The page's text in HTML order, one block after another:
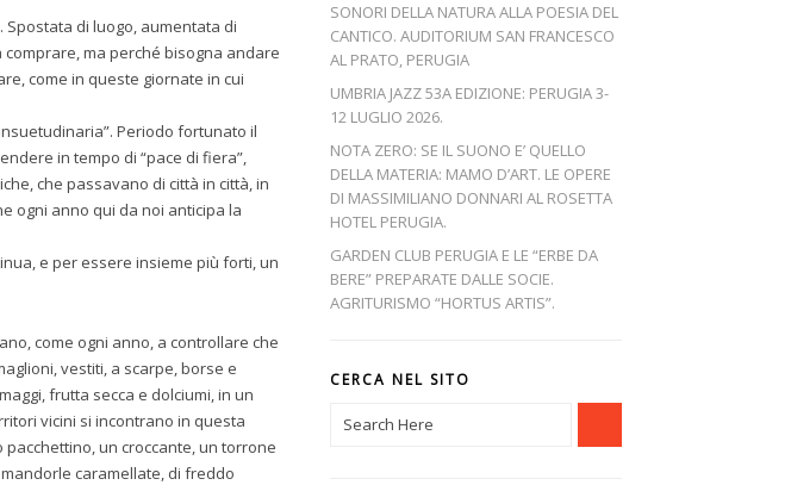
Spostata di luogo, aumentata di
ma perché bisogna andare
come in queste giornate in cui
Periodo fortunato il
in tempo di “pace di fiera”,
che passavano di città in città, in
ogni anno qui da noi anticipa la
e per essere insieme più forti, un
come ogni anno, a controllare che
vestiti, a scarpe, borse e
frutta secca e dolciumi, in un
vicini si incontrano in questa
un croccante, un torrone
caramellate, di freddo
SONORI DELLA NATURA ALLA POESIA DEL
CANTICO. AUDITORIUM SAN FRANCESCO
AL PRATO, PERUGIA
UMBRIA JAZZ 53A EDIZIONE: PERUGIA 3-
12 LUGLIO 2026.
NOTA ZERO: SE IL SUONO E’ QUELLO
DELLA MATERIA: MAMO D’ART. LE OPERE
DI MASSIMILIANO DONNARI AL ROSETTA
HOTEL PERUGIA.
GARDEN CLUB PERUGIA E LE “ERBE DA
BERE” PREPARATE DALLE SOCIE.
AGRITURISMO “HORTUS ARTIS”.
CERCA NEL SITO